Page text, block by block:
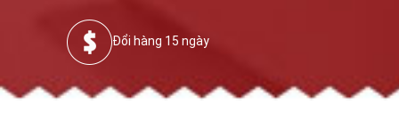
Đổi hàng 15 ngày